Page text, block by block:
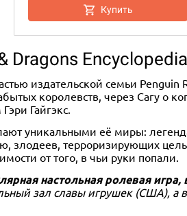
Купить
Dragons Encyclopedia
издательской семьи
королевств, через Сагу о
Гайгэкс.
уникальными её миры:
злодеев, терроризирующих
от того, в чьи руки попали.
настольная ролевая игра,
зал славы игрушек (США),